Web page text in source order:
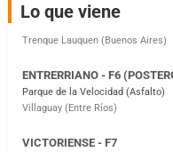
Lo que viene
Trenque Lauquen (Buenos Aires)
ENTRERRIANO - F6
Villaguay (Entre Ríos)
VICTORIENSE - F7
Victoria (Entre Ríos)